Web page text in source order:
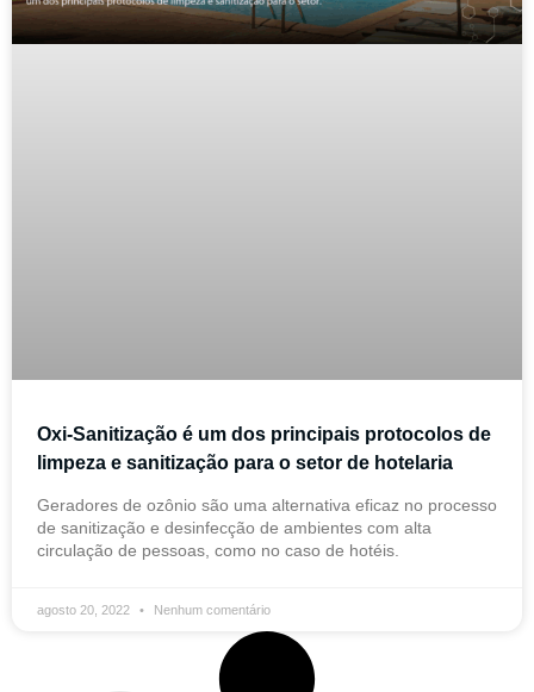
Oxi-Sanitização é um dos principais protocolos de
limpeza e sanitização para o setor de hotelaria
Geradores de ozônio são uma alternativa eficaz no processo
de sanitização e desinfecção de ambientes com alta
circulação de pessoas, como no caso de hotéis.
agosto 20, 2022 Nenhum comentário